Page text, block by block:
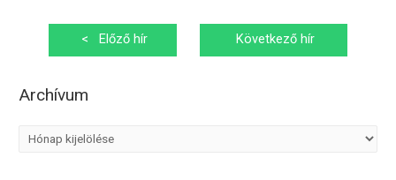
Bejegyzés
navigáció
< Előző hír
Következő hír
Archívum